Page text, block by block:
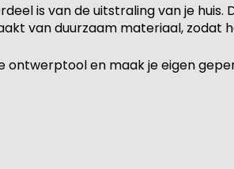
is van de uitstraling van je
van duurzaam materiaal, zodat
ontwerptool en maak je eigen